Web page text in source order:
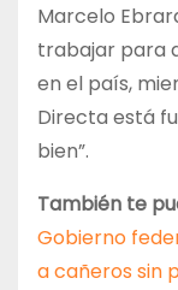
Marcelo
trabajar para
en el país,
Directa está
bien”.
También te
Gobierno
a cañeros sin